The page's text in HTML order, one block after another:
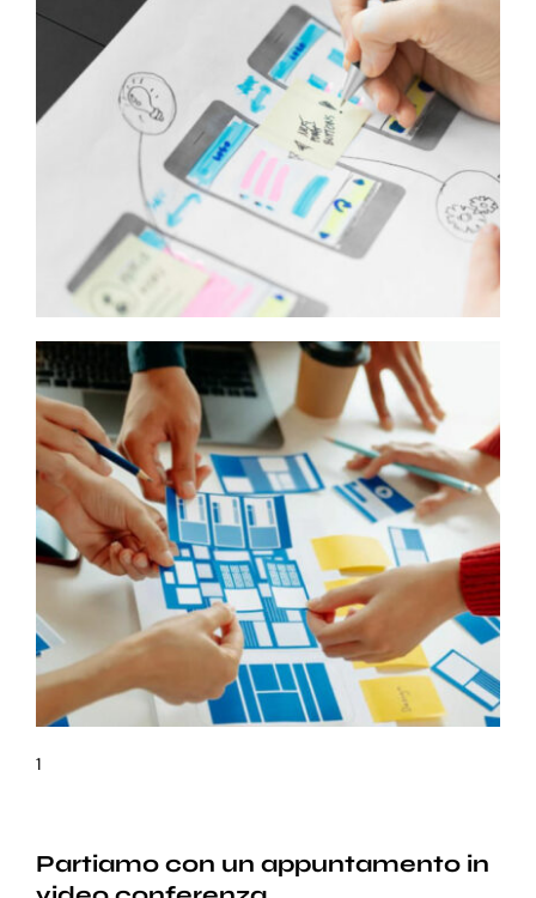
1
Partiamo con un appuntamento in